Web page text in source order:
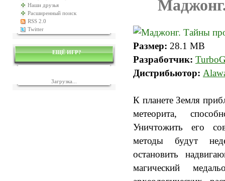
Наши друзья
Расширенный поиск
RSS 2.0
Twitter
ЕЩЁ ИГР?
Загрузка...
Размер: 28.1 MB
Разработчик:
Дистрибьютор:
К планете Земля
метеорита,
Уничтожить его
методы будут
остановить
магический